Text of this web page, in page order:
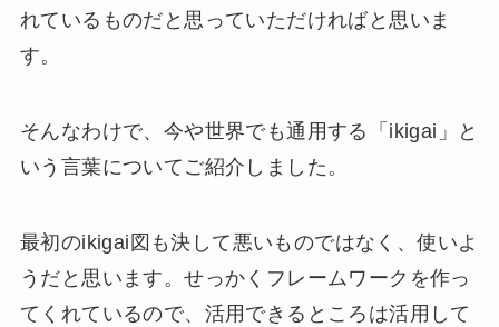
れているものだと思っていただければと思いま
す。
そんなわけで、今や世界でも通用する「ikigai」と
いう言葉についてご紹介しました。
最初のikigai図も決して悪いものではなく、使いよ
うだと思います。せっかくフレームワークを作っ
てくれているので、活用できるところは活用して